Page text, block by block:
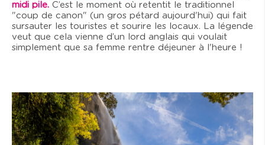
midi pile. C’est le moment où retentit le traditionnel
"coup de canon" (un gros pétard aujourd'hui) qui fait
sursauter les touristes et sourire les locaux. La légende
veut que cela vienne d’un lord anglais qui voulait
simplement que sa femme rentre déjeuner à l'heure !